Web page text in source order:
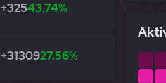
+32543.74%
+3130927.56%